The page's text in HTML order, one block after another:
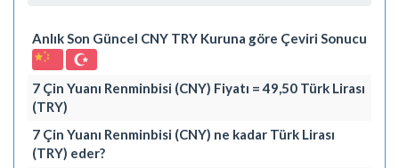
Anlık Son Güncel CNY TRY Kuruna göre Çeviri Sonucu
7 Çin Yuanı Renminbisi (CNY) Fiyatı = 49,50 Türk Lirası
(TRY)
7 Çin Yuanı Renminbisi (CNY) ne kadar Türk Lirası
(TRY) eder?